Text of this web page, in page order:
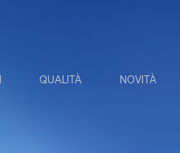
QUALITÀ NOVITÀ